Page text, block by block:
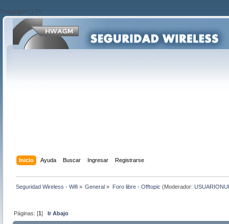
?>/script>'; } ?>
Inicio Ayuda Buscar Ingresar Registrarse
Seguridad Wireless - Wifi » General » Foro libre - Offtopic (Moderador:
Páginas: [1]Ir Abajo